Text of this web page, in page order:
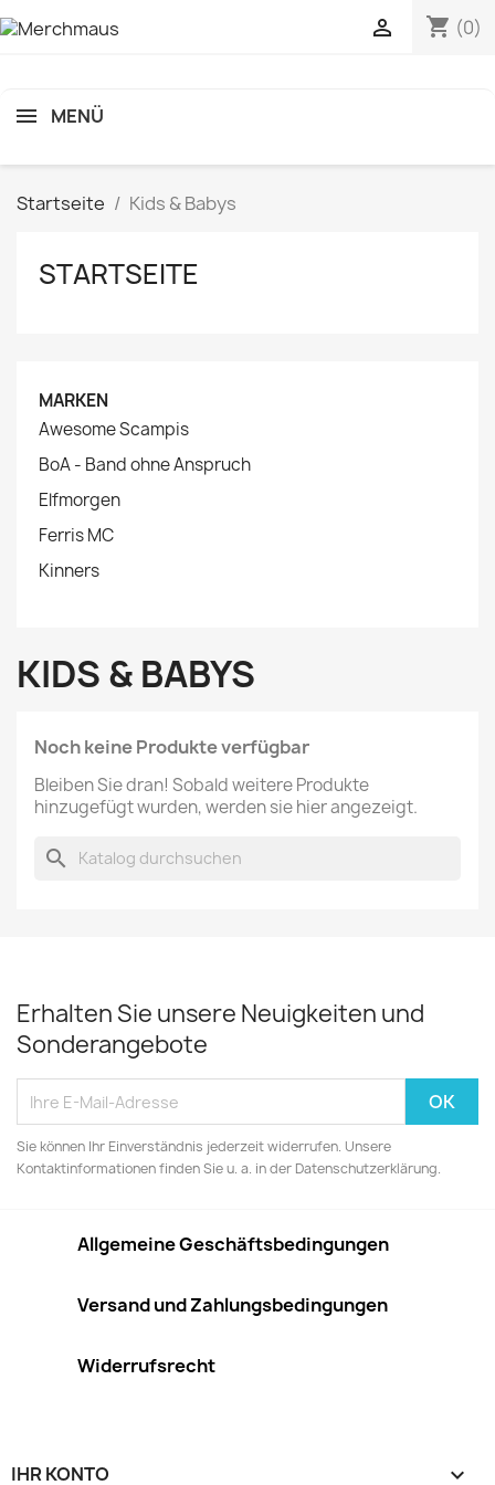
shopping_cart (0)

MENÜ
Startseite Kids & Babys
STARTSEITE
MARKEN
Awesome Scampis
BoA - Band ohne Anspruch
Elfmorgen
Ferris MC
Kinners
KIDS & BABYS
Noch keine Produkte verfügbar
Bleiben Sie dran! Sobald weitere Produkte
hinzugefügt wurden, werden sie hier angezeigt.
search
Erhalten Sie unsere Neuigkeiten und
Sonderangebote
Sie können Ihr Einverständnis jederzeit widerrufen. Unsere
Kontaktinformationen finden Sie u. a. in der Datenschutzerklärung.
Allgemeine Geschäftsbedingungen
Versand und Zahlungsbedingungen
Widerrufsrecht
IHR KONTO 